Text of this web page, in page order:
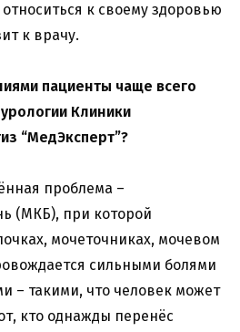
к своему здоровью
к врачу.
пациенты чаще всего
Клиники
“МедЭксперт”?
проблема –
(МКБ), при которой
мочеточниках, мочевом
сильными болями
– такими, что человек может
кто однажды перенёс